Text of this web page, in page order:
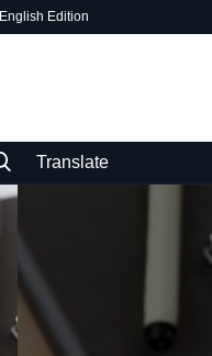
English Edition
Translate